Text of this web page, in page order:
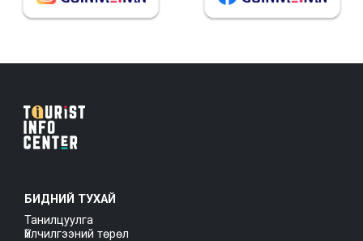
БИДНИЙ ТУХАЙ
Танилцуулга
Үйлчилгээний төрөл